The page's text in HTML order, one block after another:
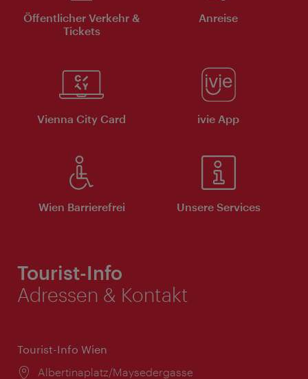
Öffentlicher Verkehr &
Tickets
Anreise
Vienna City Card ivie App
Wien Barrierefrei Unsere Services
Tourist-Info
Adressen & Kontakt
Tourist-Info Wien
Ort:
Albertinaplatz/Maysedergasse